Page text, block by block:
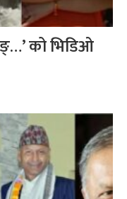
को भिडिओ